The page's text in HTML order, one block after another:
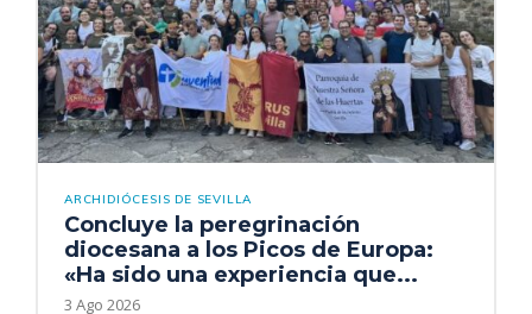
ARCHIDIÓCESIS DE SEVILLA
Concluye la peregrinación
diocesana a los Picos de Europa:
«Ha sido una experiencia que...
3 Ago 2026